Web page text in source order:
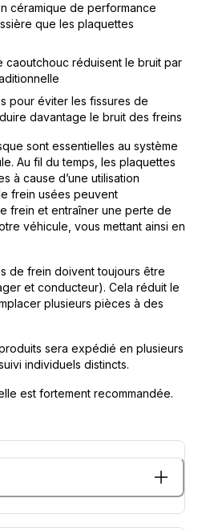
céramique de performance
que les plaquettes
caoutchouc réduisent le bruit par
pour éviter les fissures de
davantage le bruit des freins
sont essentielles au système
Au fil du temps, les plaquettes
à cause d’une utilisation
frein usées peuvent
frein et entraîner une perte de
véhicule, vous mettant ainsi en
de frein doivent toujours être
et conducteur). Cela réduit le
plusieurs pièces à des
sera expédié en plusieurs
individuels distincts.
est fortement recommandée.